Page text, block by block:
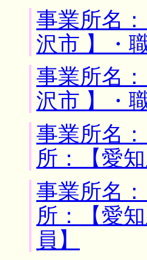
事業所名
沢市 】・
事業所名
沢市 】・
事業所名
所：【愛
事業所名
所：【愛
員】